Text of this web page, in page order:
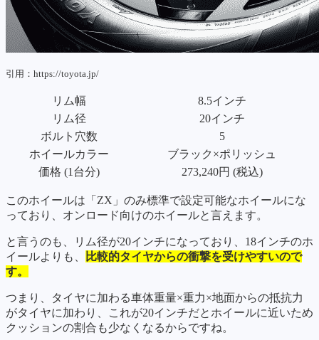
引用：https://toyota.jp/
リム幅
8.5インチ
リム径
20インチ
ボルト穴数
5
ホイールカラー
ブラック×ポリッシュ
価格 (1台分)
273,240円 (税込)
このホイールは「ZX」のみ標準で設定可能なホイールにな
っており、オンロード向けのホイールと言えます。
と言うのも、リム径が20インチになっており、18インチのホ
イールよりも、
比較的タイヤからの衝撃を受けやすいので
す。
つまり、タイヤに加わる車体重量×重力×地面からの抵抗力
がタイヤに加わり、これが20インチだとホイールに近いため
クッションの割合も少なくなるからですね。